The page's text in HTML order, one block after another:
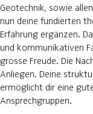
Geotechnik, sowie
nun deine fundierten
Erfahrung ergänzen.
und kommunikativen
grosse Freude. Die
Anliegen. Deine
ermöglicht dir eine
Ansprechgruppen.